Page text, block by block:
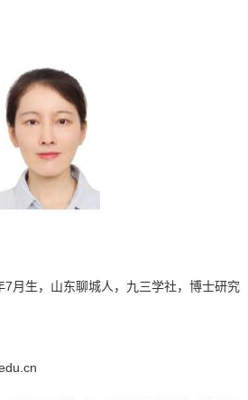
7月生，山东聊城人，九三学社，博士研究